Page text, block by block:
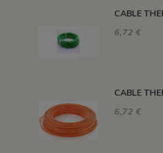
6,72 €
6,72 €